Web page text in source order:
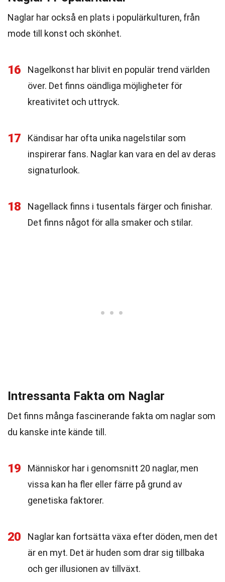
Naglar har också en plats i populärkulturen, från
mode till konst och skönhet.
16
Nagelkonst har blivit en populär trend världen
över. Det finns oändliga möjligheter för
kreativitet och uttryck.
17
Kändisar har ofta unika nagelstilar som
inspirerar fans. Naglar kan vara en del av deras
signaturlook.
18
Nagellack finns i tusentals färger och finishar.
Det finns något för alla smaker och stilar.
Intressanta Fakta om Naglar
Det finns många fascinerande fakta om naglar som
du kanske inte kände till.
19
Människor har i genomsnitt 20 naglar, men
vissa kan ha fler eller färre på grund av
genetiska faktorer.
20
Naglar kan fortsätta växa efter döden, men det
är en myt. Det är huden som drar sig tillbaka
och ger illusionen av tillväxt.